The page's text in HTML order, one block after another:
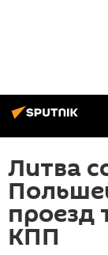
Литва
проезд
КПП